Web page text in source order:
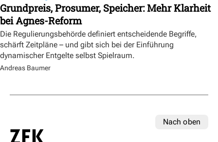
Grundpreis, Prosumer, Speicher: Mehr Klarheit
bei Agnes-Reform
Die Regulierungsbehörde definiert entscheidende Begriffe,
schärft Zeitpläne – und gibt sich bei der Einführung
dynamischer Entgelte selbst Spielraum.
Andreas Baumer
Nach oben